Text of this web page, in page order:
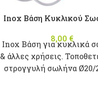
Inox Βάση Κυκλικού
8,00 €
Inox Βάση για κυκλικά
& άλλες χρήσεις.
στρογγυλή σωλήνα